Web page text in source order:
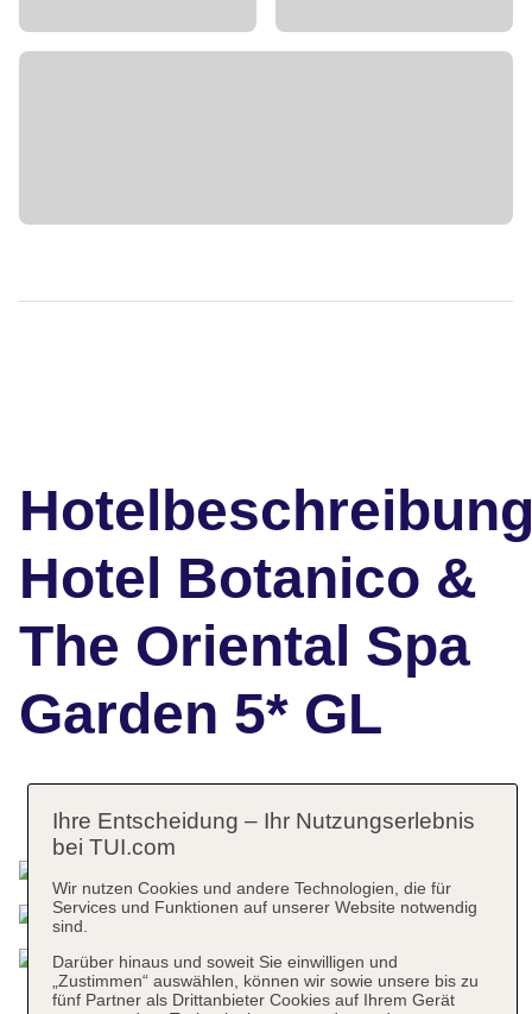
Hotel Botanico &
The Oriental Spa
Garden 5* GL
Das bietet Ihre Unterkunft
Ihre Entscheidung – Ihr Nutzungserlebnis
bei TUI.com
Wir nutzen Cookies und andere Technologien, die für
Services und Funktionen auf unserer Website notwendig
sind.
Darüber hinaus und soweit Sie einwilligen und
„Zustimmen“ auswählen, können wir sowie unsere bis zu
fünf Partner als Drittanbieter Cookies auf Ihrem Gerät